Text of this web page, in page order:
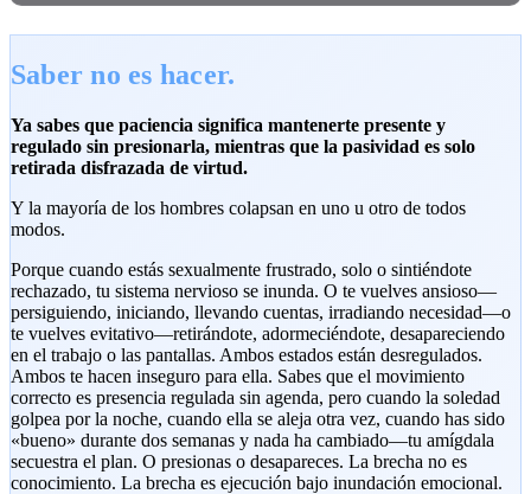
Saber no es hacer.
Ya sabes que paciencia significa mantenerte presente y
regulado sin presionarla, mientras que la pasividad es solo
retirada disfrazada de virtud.
Y la mayoría de los hombres colapsan en uno u otro de todos
modos.
Porque cuando estás sexualmente frustrado, solo o sintiéndote
rechazado, tu sistema nervioso se inunda. O te vuelves ansioso—
persiguiendo, iniciando, llevando cuentas, irradiando necesidad—o
te vuelves evitativo—retirándote, adormeciéndote, desapareciendo
en el trabajo o las pantallas. Ambos estados están desregulados.
Ambos te hacen inseguro para ella. Sabes que el movimiento
correcto es presencia regulada sin agenda, pero cuando la soledad
golpea por la noche, cuando ella se aleja otra vez, cuando has sido
«bueno» durante dos semanas y nada ha cambiado—tu amígdala
secuestra el plan. O presionas o desapareces. La brecha no es
conocimiento. La brecha es ejecución bajo inundación emocional.